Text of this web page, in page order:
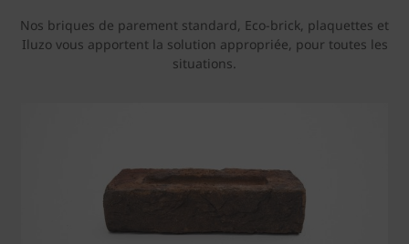
Nos briques de parement standard, Eco-brick, plaquettes et
Iluzo vous apportent la solution appropriée, pour toutes les
situations.